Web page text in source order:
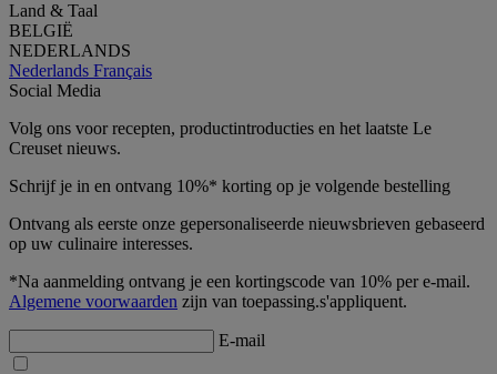
Land & Taal
BELGIË
NEDERLANDS
Nederlands Français
Social Media
Volg ons voor recepten, productintroducties en het laatste Le
Creuset nieuws.
Schrijf je in en ontvang 10%* korting op je volgende bestelling
Ontvang als eerste onze gepersonaliseerde nieuwsbrieven gebaseerd
op uw culinaire interesses.
*Na aanmelding ontvang je een kortingscode van 10% per e-mail.
Algemene voorwaarden zijn van toepassing.s'appliquent.
E-mail